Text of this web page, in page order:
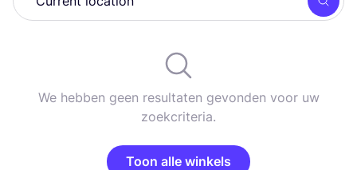
Zoek
We hebben geen resultaten gevonden voor uw
zoekcriteria.
Toon alle winkels